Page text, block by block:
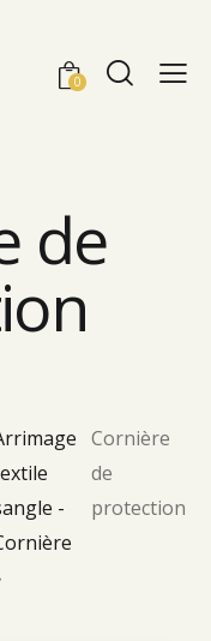
0
de
-
Cornière
de
protection